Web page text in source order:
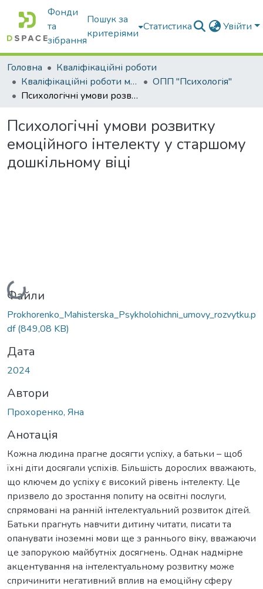
Фонди
та
зібрання
Пошук за
критеріями
Статистика Увійти
Головна
Кваліфікаційні роботи
Кваліфікаційні роботи магістрів
ОПП "Психологія"
Психологічні умови розвитку емоційного інтелекту у старшому дошкільному віці
Психологічні умови розвитку
емоційного інтелекту у старшому
дошкільному віці
Вантажиться...
Файли
Prokhorenko_Mahisterska_Psykholohichni_umovy_rozvytku.p
df(849,08 KB)
Дата
2024
Автори
Прохоренко, Яна
Анотація
Кожна людина прагне досягти успіху, а батьки – щоб
їхні діти досягали успіхів. Більшість дорослих вважають,
що ключем до успіху є високий рівень інтелекту. Це
призвело до зростання попиту на освітні послуги,
спрямовані на ранній інтелектуальний розвиток дітей.
Батьки прагнуть навчити дитину читати, писати та
опанувати іноземні мови ще з раннього віку, вважаючи
це запорукою майбутніх досягнень. Однак надмірне
акцентування на інтелектуальному розвитку може
спричинити негативний вплив на емоційну сферу